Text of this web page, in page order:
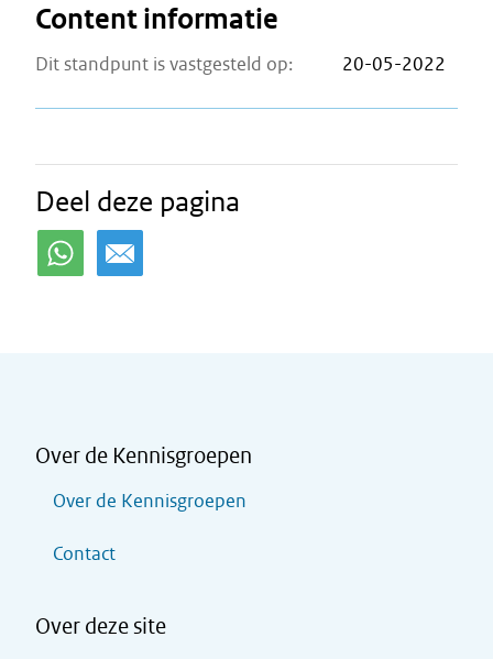
Content informatie
Dit standpunt is vastgesteld op: 20-05-2022
Deel deze pagina
Over de Kennisgroepen
Over de Kennisgroepen
Contact
Over deze site